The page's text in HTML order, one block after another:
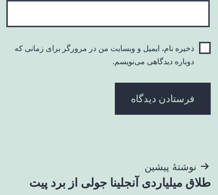
ذخیره نام، ایمیل و وبسایت من در مرورگر برای زمانی که
دوباره دیدگاهی می‌نویسم.
راهبری
نوشتهٔ پیشین
طلاق میلیاردی آنجلینا جولی از برد پیت